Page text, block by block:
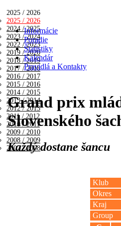
2025 / 2026
2025 / 2026
2024 / 2025
2023 / 2024
2022 / 2023
2019 / 2020
2018 / 2019
2017 / 2018
2016 / 2017
2015 / 2016
2014 / 2015
2013 / 2014
2012 / 2013
2011 / 2012
2010 / 2011
2009 / 2010
2008 / 2009
2007 / 2008
Informácie
Poradie
Štatistiky
Kalendár
Pravidlá a Kontakty
Grand prix
Slovenského
Každý dostane šancu
Klub
Okres
Kraj
Group